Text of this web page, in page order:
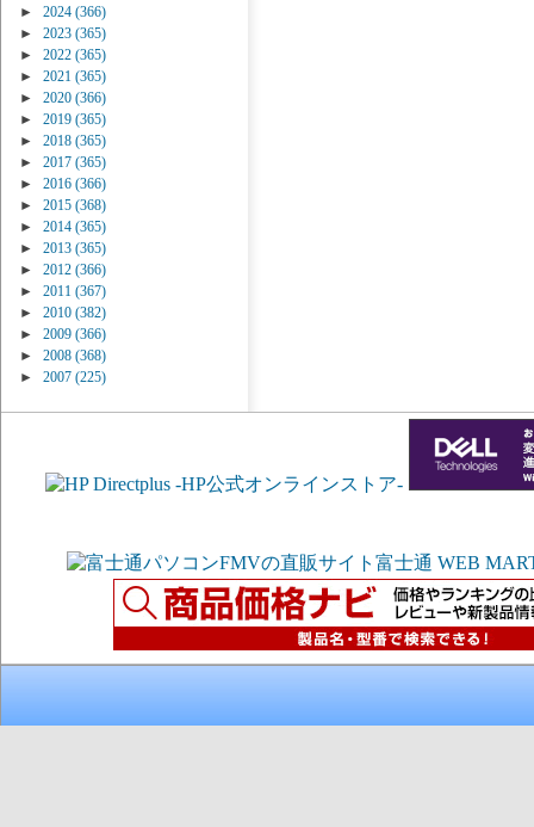
►
2024 (366)
►
2023 (365)
►
2022 (365)
►
2021 (365)
►
2020 (366)
►
2019 (365)
►
2018 (365)
►
2017 (365)
►
2016 (366)
►
2015 (368)
►
2014 (365)
►
2013 (365)
►
2012 (366)
►
2011 (367)
►
2010 (382)
►
2009 (366)
►
2008 (368)
►
2007 (225)